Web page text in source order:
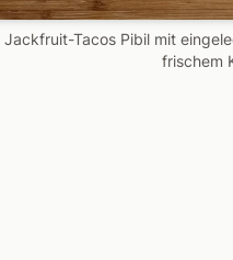
Jackfruit-Tacos Pibil mit
frischem